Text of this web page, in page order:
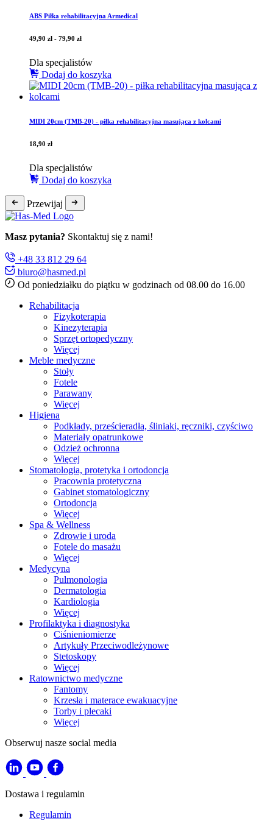
ABS Piłka rehabilitacyjna Armedical
49,90 zł - 79,90 zł
Dla specjalistów
Dodaj do koszyka
MIDI 20cm (TMB-20) - piłka rehabilitacyjna masująca z kolcami
18,90 zł
Dla specjalistów
Dodaj do koszyka
Przewijaj
Masz pytania? Skontaktuj się z nami!
+48 33 812 29 64
biuro@hasmed.pl
Od poniedziałku do piątku w godzinach od 08.00 do 16.00
Rehabilitacja
Fizykoterapia
Kinezyterapia
Sprzęt ortopedyczny
Więcej
Meble medyczne
Stoły
Fotele
Parawany
Więcej
Higiena
Podkłady, prześcieradła, śliniaki, ręczniki, czyściwo
Materiały opatrunkowe
Odzież ochronna
Więcej
Stomatologia, protetyka i ortodoncja
Pracownia protetyczna
Gabinet stomatologiczny
Ortodoncja
Więcej
Spa & Wellness
Zdrowie i uroda
Fotele do masażu
Więcej
Medycyna
Pulmonologia
Dermatologia
Kardiologia
Więcej
Profilaktyka i diagnostyka
Ciśnieniomierze
Artykuły Przeciwodleżynowe
Stetoskopy
Więcej
Ratownictwo medyczne
Fantomy
Krzesła i materace ewakuacyjne
Torby i plecaki
Więcej
Obserwuj nasze social media
Dostawa i regulamin
Regulamin